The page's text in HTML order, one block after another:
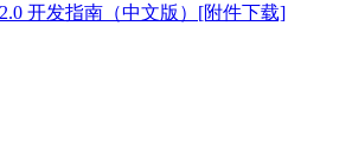
开发指南（中文版）[附件下载]